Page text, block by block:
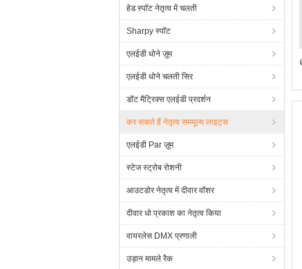
हेड स्पॉट नेतृत्व में चलती
Sharpy स्पॉट
एलईडी धोने ज़ूम
एलईडी धोने चलती सिर
डॉट मैट्रिक्स एलईडी प्रदर्शन
कर सकते हैं नेतृत्व सममूल्य लाइट्स
एलईडी Par ज़ूम
स्टेज स्ट्रोब रोशनी
आउटडोर नेतृत्व में दीवार वॉशर
दीवार धो प्रकाश का नेतृत्व किया
वायरलेस DMX प्रणाली
उड़ान मामले रैक